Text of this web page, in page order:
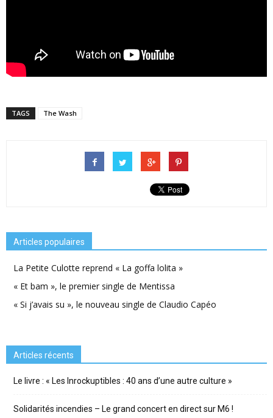
TAGS The Wash
Articles populaires
La Petite Culotte reprend « La goffa lolita »
« Et bam », le premier single de Mentissa
« Si j’avais su », le nouveau single de Claudio Capéo
Articles récents
Le livre : « Les Inrockuptibles : 40 ans d’une autre culture »
Solidarités incendies – Le grand concert en direct sur M6 !